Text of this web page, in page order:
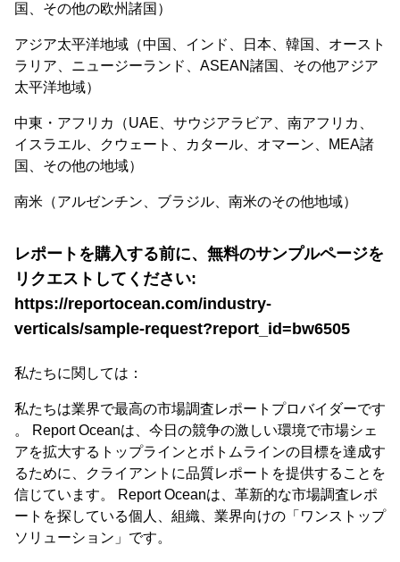
国、その他の欧州諸国）
アジア太平洋地域（中国、インド、日本、韓国、オースト
ラリア、ニュージーランド、ASEAN諸国、その他アジア
太平洋地域）
中東・アフリカ（UAE、サウジアラビア、南アフリカ、
イスラエル、クウェート、カタール、オマーン、MEA諸
国、その他の地域）
南米（アルゼンチン、ブラジル、南米のその他地域）
レポートを購入する前に、無料のサンプルページを
リクエストしてください:
https://reportocean.com/industry-
verticals/sample-request?report_id=bw6505
私たちに関しては：
私たちは業界で最高の市場調査レポートプロバイダーです
。 Report Oceanは、今日の競争の激しい環境で市場シェ
アを拡大するトップラインとボトムラインの目標を達成す
るために、クライアントに品質レポートを提供することを
信じています。 Report Oceanは、革新的な市場調査レポ
ートを探している個人、組織、業界向けの「ワンストップ
ソリューション」です。